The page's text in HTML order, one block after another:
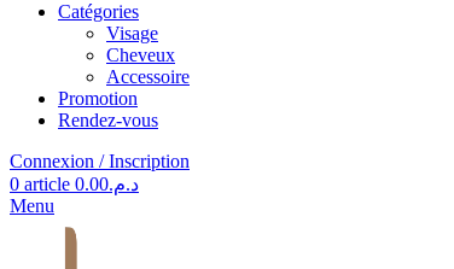
Catégories
Visage
Cheveux
Accessoire
Promotion
Rendez-vous
Connexion / Inscription
0 article د.م.0.00
Menu